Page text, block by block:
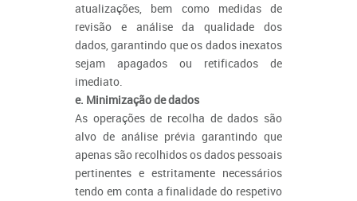
atualizações, bem como medidas de
revisão e análise da qualidade dos
dados, garantindo que os dados inexatos
sejam apagados ou retificados de
imediato.
e. Minimização de dados
As operações de recolha de dados são
alvo de análise prévia garantindo que
apenas são recolhidos os dados pessoais
pertinentes e estritamente necessários
tendo em conta a finalidade do respetivo